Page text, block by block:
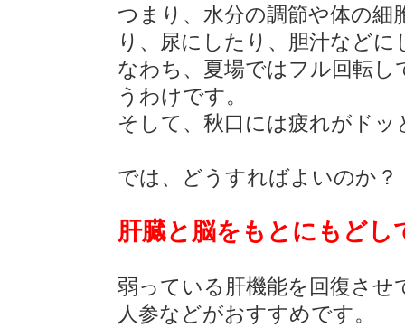
つまり、水分の調節や体の細
り、尿にしたり、胆汁など
なわち、夏場ではフル回転
うわけです。
そして、秋口には疲れがド
では、どうすればよいのか？
肝臓と脳をもとにもど
弱っている肝機能を回復させ
人参などがおすすめです。